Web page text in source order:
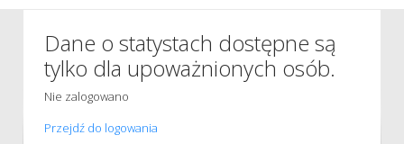
Dane o statystach dostępne są
tylko dla upoważnionych osób.
Nie zalogowano
Przejdź do logowania